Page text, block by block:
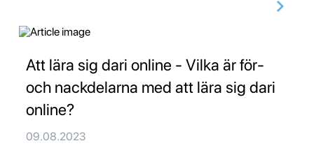
Att lära sig dari online - Vilka är för-
och nackdelarna med att lära sig dari
online?
09.08.2023